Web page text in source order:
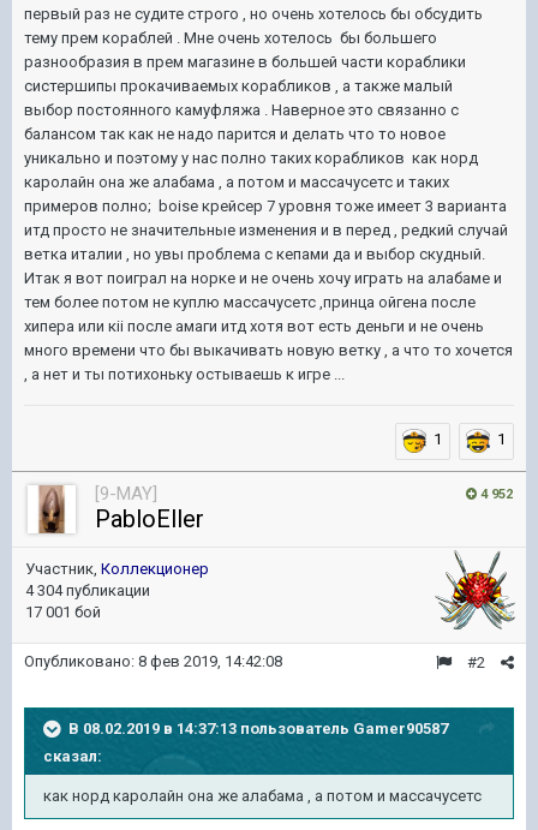
первый раз не судите строго , но очень хотелось бы обсудить
тему прем кораблей . Мне очень хотелось бы большего
разнообразия в прем магазине в большей части кораблики
систершипы прокачиваемых корабликов , а также малый
выбор постоянного камуфляжа . Наверное это связанно с
балансом так как не надо парится и делать что то новое
уникально и поэтому у нас полно таких корабликов как норд
каролайн она же алабама , а потом и массачусетс и таких
примеров полно; boise крейсер 7 уровня тоже имеет 3 варианта
итд просто не значительные изменения и в перед , редкий случай
ветка италии , но увы проблема с кепами да и выбор скудный.
Итак я вот поиграл на норке и не очень хочу играть на алабаме и
тем более потом не куплю массачусетс ,принца ойгена после
хипера или кii после амаги итд хотя вот есть деньги и не очень
много времени что бы выкачивать новую ветку , а что то хочется
, а нет и ты потихоньку остываешь к игре ...
1 1
4 952
[9-MAY]
PabloEller
Участник, Коллекционер
4 304 публикации
17 001 бой
#2
Опубликовано: 8 фев 2019, 14:42:08
В 08.02.2019 в 14:37:13 пользователь Gamer90587
сказал:
как норд каролайн она же алабама , а потом и массачусетс